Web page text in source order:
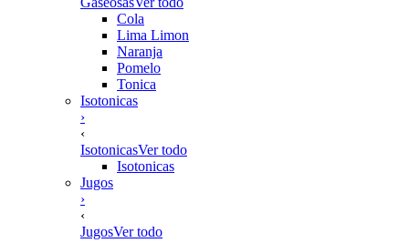
Cola
Lima Limon
Naranja
Pomelo
Tonica
Isotonicas
›
‹
IsotonicasVer todo
Isotonicas
Jugos
›
‹
JugosVer todo